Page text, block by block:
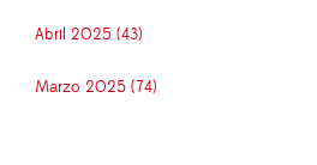
Abril 2025 (43)
Marzo 2025 (74)